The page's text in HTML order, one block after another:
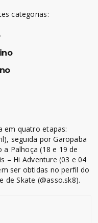
categorias:
em quatro etapas:
seguida por Garopaba
Palhoça (18 e 19 de
– Hi Adventure (03 e 04
ser obtidas no perfil do
de Skate (@asso.sk8).